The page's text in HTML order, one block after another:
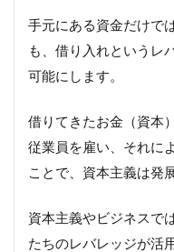
手元にある資金だけで
も、借り入れというレ
可能にします。
借りてきたお金（資本
従業員を雇い、それに
ことで、資本主義は発
資本主義やビジネスで
たちのレバレッジが活